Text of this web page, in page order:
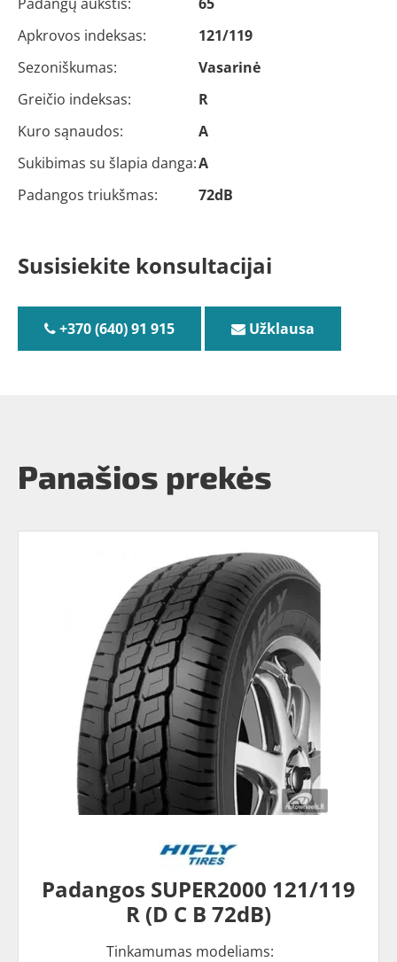
Apkrovos indeksas:
121/119
Sezoniškumas:
Vasarinė
Greičio indeksas:
R
Kuro sąnaudos:
A
Sukibimas su šlapia danga:A
Padangos triukšmas:
72dB
Susisiekite konsultacijai
+370 (640) 91 915 Užklausa
Panašios prekės
Padangos SUPER2000 121/119
R (D C B 72dB)
Tinkamumas modeliams: